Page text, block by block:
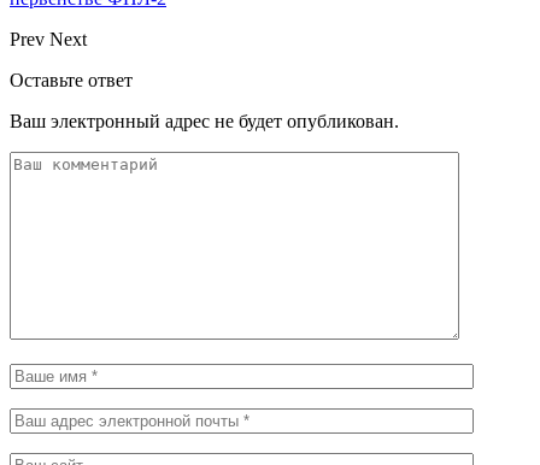
Prev Next
Оставьте ответ
Ваш электронный адрес не будет опубликован.